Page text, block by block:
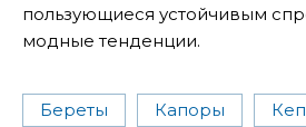
пользующиеся устойчивым
модные тенденции.
Береты Капоры